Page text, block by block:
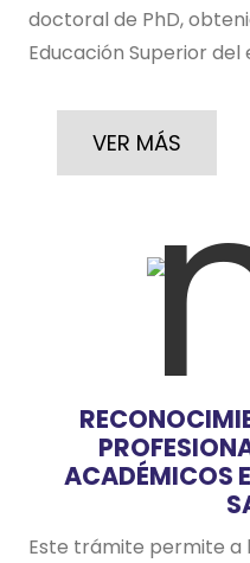
doctoral de PhD,
Educación Superior del
VER MÁS
ACADÉMICOS
Este trámite permite a